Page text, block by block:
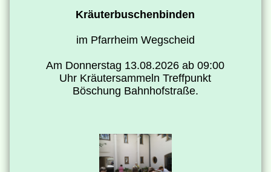
Kräuterbuschenbinden
im Pfarrheim Wegscheid
Am Donnerstag 13.08.2026 ab 09:00
Uhr Kräutersammeln Treffpunkt
Böschung Bahnhofstraße.